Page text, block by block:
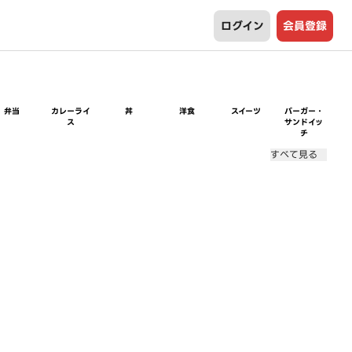
ログイン 会員登録
弁当
カレーライ
ス
丼 洋食 スイーツ
バーガー・
サンドイッ
チ
すべて見る